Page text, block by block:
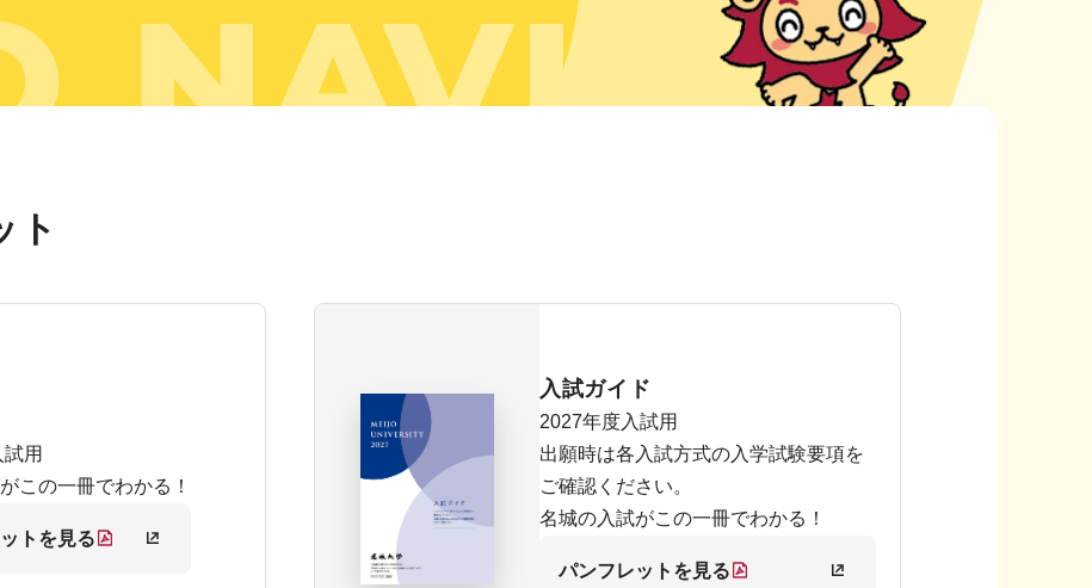
ト
用
この一冊でわかる！
トを見る
入試ガイド
2027年度入試用
出願時は各入試方式の入学試験要項を
ご確認ください。
名城の入試がこの一冊でわかる！
パンフレットを見る